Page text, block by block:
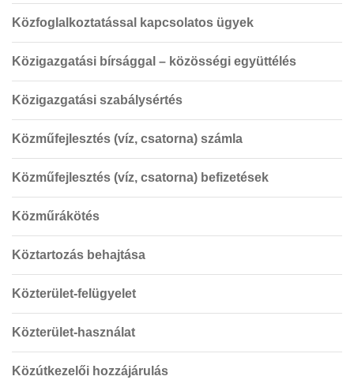
Közfoglalkoztatással kapcsolatos ügyek
Közigazgatási bírsággal – közösségi együttélés
Közigazgatási szabálysértés
Közműfejlesztés (víz, csatorna) számla
Közműfejlesztés (víz, csatorna) befizetések
Közműrákötés
Köztartozás behajtása
Közterület-felügyelet
Közterület-használat
Közútkezelői hozzájárulás